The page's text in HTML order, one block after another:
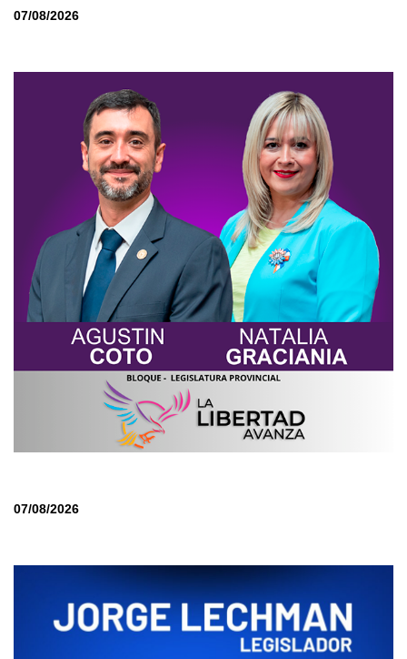
07/08/2026
07/08/2026